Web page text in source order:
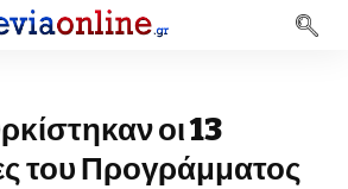
οι 13
του Προγράμματος